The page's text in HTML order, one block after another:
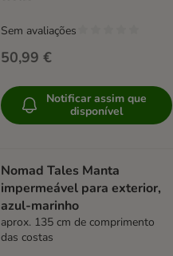
50,99 €
Sem avaliações
Notificar assim que
disponível
Nomad Tales Manta
impermeável para exterior,
azul-marinho
aprox. 135 cm de comprimento
das costas